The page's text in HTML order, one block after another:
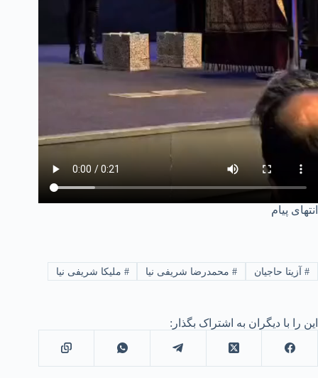
انتهای پیام
#آزیتا حاجیان #محمدرضا شریفی نیا # ملیکا شریفی نیا
این را با دیگران به اشتراک بگذار: